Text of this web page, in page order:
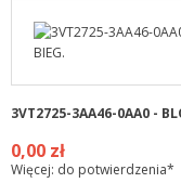
3VT2725-3AA46-0AA0 -
0,00 zł
Więcej: do potwierdzenia*